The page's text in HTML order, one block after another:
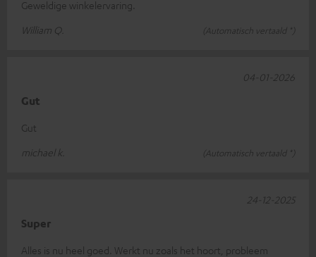
Geweldige winkelervaring.
William Q.
(Automatisch vertaald *)
Gut
Gut
michael k.
(Automatisch vertaald *)
04-01-2026
Super
Alles is nu heel goed. Werkt nu zoals het hoort, probleem
24-12-2025